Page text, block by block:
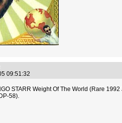
09:51:32
STARR Weight Of The World (Rare
58).